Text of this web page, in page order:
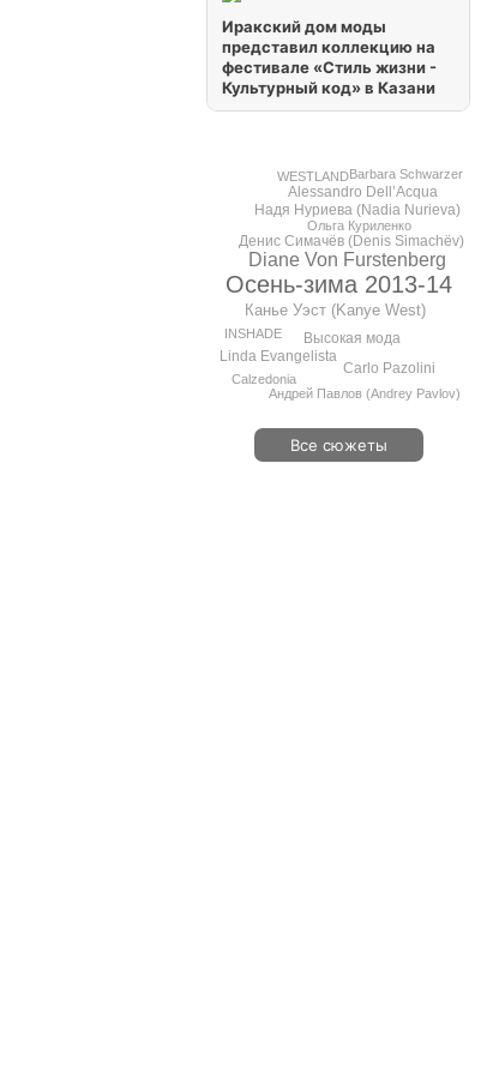
Иракский дом моды
представил коллекцию на
фестивале «Стиль жизни -
Культурный код» в Казани
Осень-зима 2013-14
Diane Von Furstenberg
Канье Уэст (Kanye West)
Денис Симачёв (Denis Simachёv)
Высокая мода
Надя Нуриева (Nadia Nurieva)
Carlo Pazolini
Alessandro Dell’Acqua
Linda Evangelista
INSHADE
Андрей Павлов (Andrey Pavlov)
Calzedonia
WESTLANDBarbara Schwarzer
Ольга Куриленко
Все сюжеты